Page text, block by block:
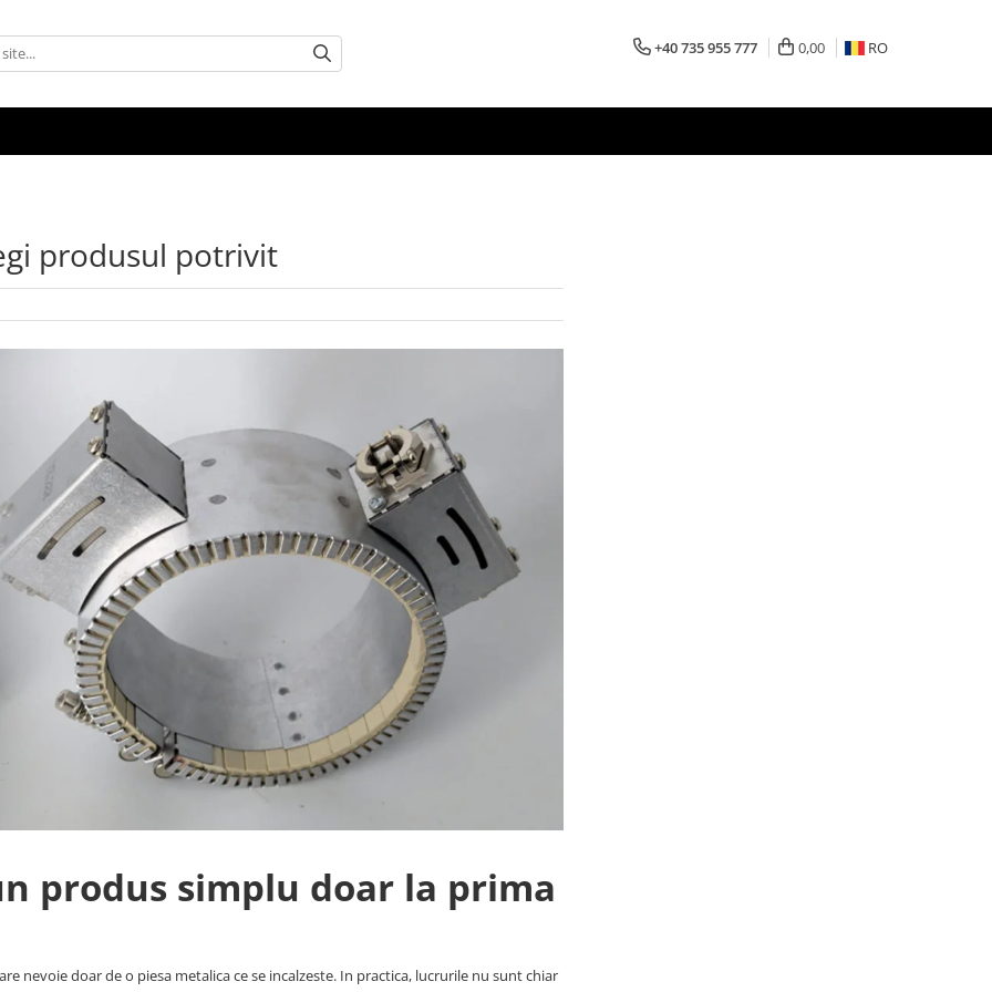
+40 735 955 777 0,00 RO
produsul potrivit
produs simplu doar la prima
nevoie doar de o piesa metalica ce se incalzeste. In practica, lucrurile nu sunt chiar